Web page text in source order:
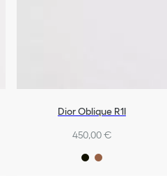
Dior Oblique R1I
450,00 €